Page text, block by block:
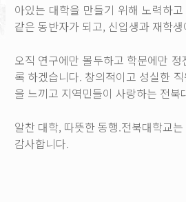
아있는 대학을 만들기 위해 노력하
같은 동반자가 되고, 신입생과 재학
오직 연구에만 몰두하고 학문에만
록 하겠습니다. 창의적이고 성실한
을 느끼고 지역민들이 사랑하는 전북
알찬 대학, 따뜻한 동행.전북대학교
감사합니다.